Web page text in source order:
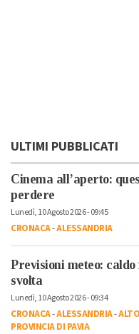
ULTIMI PUBBLICATI
Cinema all’aperto:
perdere
Lunedì, 10 Agosto 2026 - 09:45
CRONACA-ALESSANDRIA
Previsioni meteo:
svolta
Lunedì, 10 Agosto 2026 - 09:34
CRONACA-ALESSANDRIA-
PROVINCIA DI PAVIA